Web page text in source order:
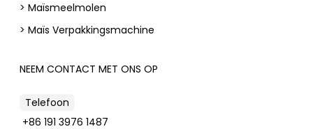
> Maïsmeelmolen
> Maïs Verpakkingsmachine
NEEM CONTACT MET ONS OP
Telefoon
+86 191 3976 1487